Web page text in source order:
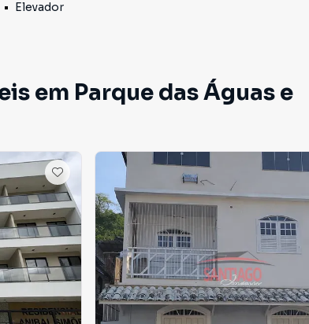
Elevador
em Parque das Águas e